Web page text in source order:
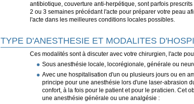
antibiotique, couverture anti-herpétique, sont parfois
2 ou 3 semaines précédant l'acte pour préparer votre peau
l'acte dans les meilleures conditions locales possibles.
TYPE D'ANESTHESIE ET MODALITES
Ces modalités sont à discuter avec votre chirurgien, l'acte
Sous anesthésie locale, locorégionale, générale ou
Avec une hospitalisation d'un ou plusieurs jours ou en
principe pour une anesthésie lors d'une laser-abrasion
confort, à la fois pour le patient et pour le praticien. Cet
une anesthésie générale ou une analgésie :